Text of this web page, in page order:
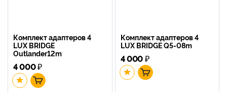
Комплект адаптеров 4
LUX BRIDGE
Outlander12m
4 000₽
Комплект адаптеров 4
LUX BRIDGE Q5-08m
4 000₽